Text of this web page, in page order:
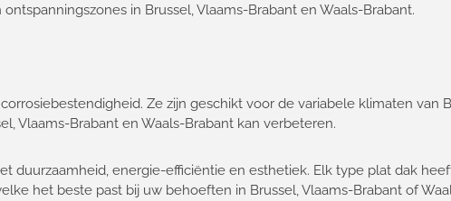
in Brussel, Vlaams-Brabant en Waals-Brabant.
Ze zijn geschikt voor de variabele klimaten van
Vlaams-Brabant en Waals-Brabant kan verbeteren.
duurzaamheid, energie-efficiëntie en esthetiek. Elk type plat dak
het beste past bij uw behoeften in Brussel, Vlaams-Brabant of